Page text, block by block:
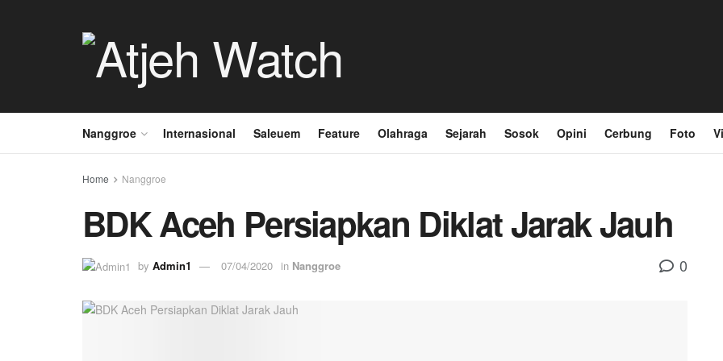
Nanggroe Internasional Saleuem Feature Olahraga Sejarah Sosok Opini Cerbung Foto
Home Nanggroe
BDK Aceh Persiapkan Diklat Jarak Jauh
by Admin1 07/04/2020 in Nanggroe 0